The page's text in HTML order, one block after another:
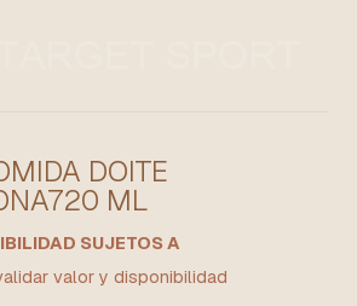
DOITE
ML
SUJETOS A
valor y disponibilidad